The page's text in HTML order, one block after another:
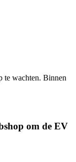
te wachten. Binnen
om de EV